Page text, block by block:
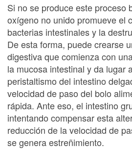
Si no se produce este proceso
oxígeno no unido promueve el
bacterias intestinales y la
De esta forma, puede crearse
digestiva que comienza con
la mucosa intestinal y da lugar
peristaltismo del intestino
velocidad de paso del bolo
rápida. Ante eso, el intestino
intentando compensar esta
reducción de la velocidad de
se genera estreñimiento.